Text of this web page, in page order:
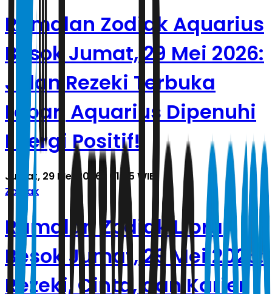
Ramalan Zodiak Aquarius
Besok Jumat, 29 Mei 2026:
Jalan Rezeki Terbuka
Lebar, Aquarius Dipenuhi
Energi Positif!
Jumat, 29 Mei 2026 | 01.05 WIB
Zodiak
Ramalan Zodiak Libra
Besok Jumat, 29 Mei 2026:
Rezeki, Cinta, dan Karier